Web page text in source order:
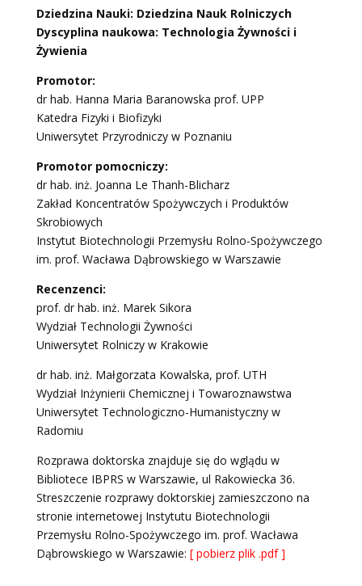
Dziedzina Nauki: Dziedzina Nauk Rolniczych
Dyscyplina naukowa: Technologia Żywności i
Żywienia
Promotor:
dr hab. Hanna Maria Baranowska prof. UPP
Katedra Fizyki i Biofizyki
Uniwersytet Przyrodniczy w Poznaniu
Promotor pomocniczy:
dr hab. inż. Joanna Le Thanh-Blicharz
Zakład Koncentratów Spożywczych i Produktów
Skrobiowych
Instytut Biotechnologii Przemysłu Rolno-Spożywczego
im. prof. Wacława Dąbrowskiego w Warszawie
Recenzenci:
prof. dr hab. inż. Marek Sikora
Wydział Technologii Żywności
Uniwersytet Rolniczy w Krakowie
dr hab. inż. Małgorzata Kowalska, prof. UTH
Wydział Inżynierii Chemicznej i Towaroznawstwa
Uniwersytet Technologiczno-Humanistyczny w
Radomiu
Rozprawa doktorska znajduje się do wglądu w
Bibliotece IBPRS w Warszawie, ul Rakowiecka 36.
Streszczenie rozprawy doktorskiej zamieszczono na
stronie internetowej Instytutu Biotechnologii
Przemysłu Rolno-Spożywczego im. prof. Wacława
Dąbrowskiego w Warszawie: [ pobierz plik .pdf ]